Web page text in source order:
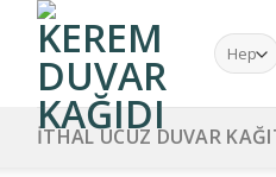
İTHAL UCUZ DUVAR